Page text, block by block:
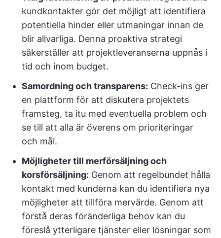
kundkontakter gör det möjligt att identifiera
potentiella hinder eller utmaningar innan de
blir allvarliga. Denna proaktiva strategi
säkerställer att projektleveranserna uppnås i
tid och inom budget.
Samordning och transparens: Check-ins ger
en plattform för att diskutera projektets
framsteg, ta itu med eventuella problem och
se till att alla är överens om prioriteringar
och mål.
Möjligheter till merförsäljning och
korsförsäljning: Genom att regelbundet hålla
kontakt med kunderna kan du identifiera nya
möjligheter att tillföra mervärde. Genom att
förstå deras föränderliga behov kan du
föreslå ytterligare tjänster eller lösningar som